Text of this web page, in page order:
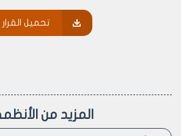
محروقات- انقاض- ورشات بناء- الخ) على
التي يتم فيها منع الوقوف بجانب واحد
تحميل القرار
المزيد من